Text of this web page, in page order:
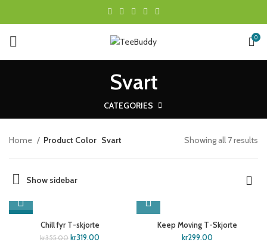
0
Svart
CATEGORIES
Home Product Color Svart Showing all 7 results
Show sidebar
-10%
Chill fyr T-skjorte
kr355.00 kr319.00
Keep Moving T-Skjorte
kr299.00